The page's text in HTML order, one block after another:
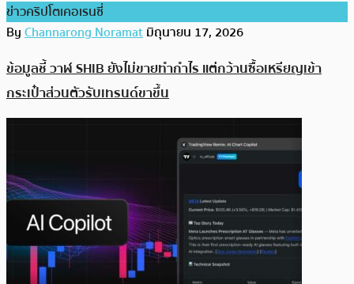
ข่าวคริปโตเคอเรนซี่
ByChannarong Noramatมิถุนายน 17, 2026
ข้อมูลชี้ วาฬ SHIB ยังไม่ขายทำกำไร แต่กว้านซื้อเหรียญเข้า
กระเป๋าส่วนตัวรับเทรนด์ขาขึ้น